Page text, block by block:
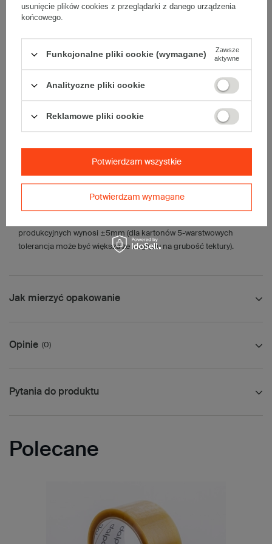
EB
Dodatkowe:
• waga jednostkowa (+/-5%):
1987 g
Karton nadaje się do pakowania wysyłek kurierskich:
• Poczta Polska Paczka B
Maksymalna waga paczki -31,5kg
Maksymalna ilość w jednej przesyłce -6 szt.
produkcyjnych wynosi ±5mm (dla kartonów 5-warstwowych
tolerancja może być większa ze względu na grubość tektury).
Jak mierzyć opakowanie
Opinie (0)
Pytania do produktu
Polecane
usunięcie plików cookies z przeglądarki z danego urządzenia
końcowego.
Funkcjonalne pliki cookie (wymagane)
Zawsze
aktywne
Analityczne pliki cookie
Reklamowe pliki cookie
Potwierdzam wymagane
Potwierdzam wszystkie